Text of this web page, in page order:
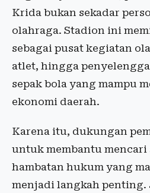
Krida bukan sekadar
olahraga. Stadion ini
sebagai pusat kegiatan
atlet, hingga
sepak bola yang mampu
ekonomi daerah.
Karena itu, dukungan
untuk membantu mencari
hambatan hukum yang
menjadi langkah penting.